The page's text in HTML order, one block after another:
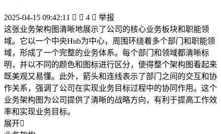
2025-04-15 09:42:11   4  举报
这张业务架构图清晰地展示了公司的核心业务板块和职能领
域。它以一个中央Hub为中心，周围环绕着多个部门和职能领
域，形成了一个完整的业务体系。每个部门和领域都清晰标
明，并以不同的颜色和图标进行区分，使得整个架构图看起来
既美观又易懂。此外，箭头和连线表示了部门之间的交互和协
作关系，强调了公司在实现业务目标过程中的协同作用。这个
业务架构图为公司提供了清晰的战略方向，有利于提高工作效
率和实现业务目标。
展开